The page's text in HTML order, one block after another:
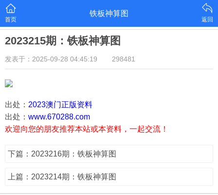
首页
铁板神算图
返回
2023215期：铁板神算图
发表于：2025-09-28 04:45:19 298481
出处： 2023澳门正版资料
出处： www.670288.com
欢迎向您的朋友推荐本站或本资料，一起交流！
下篇：2023216期：铁板神算图
上篇：2023214期：铁板神算图